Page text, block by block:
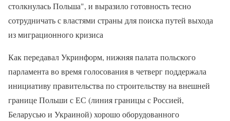
столкнулась Польша", и выразило готовность тесно
сотрудничать с властями страны для поиска путей выхода
из миграционного кризиса
Как передавал Укринформ, нижняя палата польского
парламента во время голосования в четверг поддержала
инициативу правительства по строительству на внешней
границе Польши с ЕС (линия границы с Россией,
Беларусью и Украиной) хорошо оборудованного